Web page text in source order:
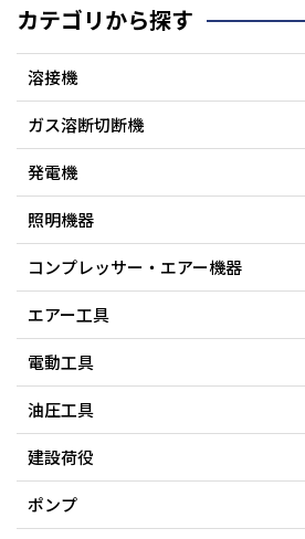
カテゴリから探す
溶接機
ガス溶断切断機
発電機
照明機器
コンプレッサー・エアー機器
エアー工具
電動工具
油圧工具
建設荷役
ポンプ